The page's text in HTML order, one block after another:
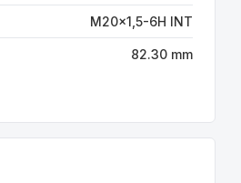
M20x1,5-6H INT
82.30 mm